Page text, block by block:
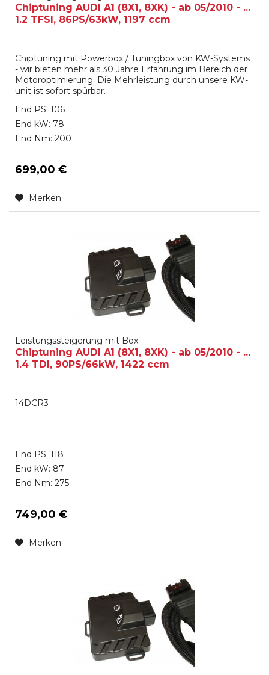
Chiptuning AUDI A1 (8X1, 8XK) - ab 05/2010 - ...
1.2 TFSI, 86PS/63kW, 1197 ccm
Chiptuning mit Powerbox / Tuningbox von KW-Systems
- wir bieten mehr als 30 Jahre Erfahrung im Bereich der
Motoroptimierung. Die Mehrleistung durch unsere KW-
unit ist sofort spürbar.
End PS: 106
End kW: 78
End Nm: 200
699,00 €
Merken
Leistungssteigerung mit Box
Chiptuning AUDI A1 (8X1, 8XK) - ab 05/2010 - ...
1.4 TDI, 90PS/66kW, 1422 ccm
14DCR3
End PS: 118
End kW: 87
End Nm: 275
749,00 €
Merken